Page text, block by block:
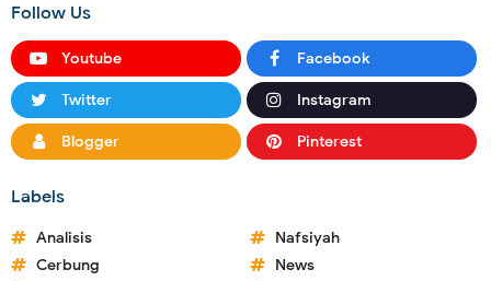
Follow Us
Youtube Facebook
Twitter Instagram
Blogger Pinterest
Labels
Analisis
Cerbung
Nafsiyah
News